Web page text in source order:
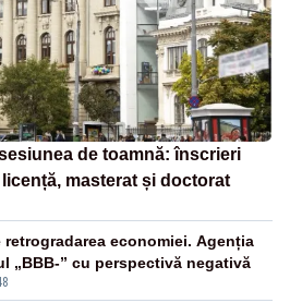
de toamnă: înscrieri
masterat și doctorat
retrogradarea economiei. Agenția
„BBB-” cu perspectivă negativă